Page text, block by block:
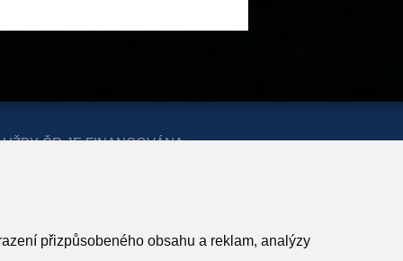
přizpůsobeného obsahu a reklam, analýzy
ČR JE FINANCOVÁNA